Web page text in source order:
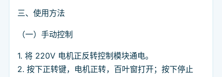
三、使用方法
（一）手动控制
1. 将 220V 电机正反转控制模块通电。
2. 按下正转键，电机正转，百叶窗打开；按下停止